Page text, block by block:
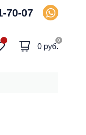
70-07
0
0 руб.